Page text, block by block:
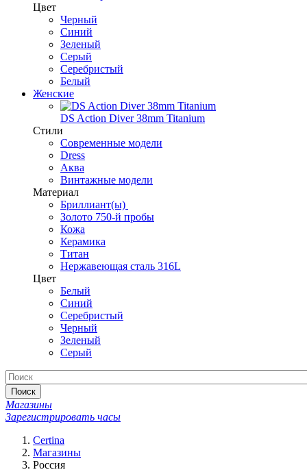
Цвет
Черный
Синий
Зеленый
Серый
Серебристый
Белый
Женские
DS Action Diver 38mm Titanium
Стили
Современные модели
Dress
Аква
Винтажные модели
Материал
Бриллиант(ы)
Золото 750-й пробы
Кожа
Керамика
Титан
Нержавеющая сталь 316L
Цвет
Белый
Синий
Серебристый
Черный
Зеленый
Серый
Поиск
Магазины
Зарегистрировать часы
Certina
Магазины
Россия